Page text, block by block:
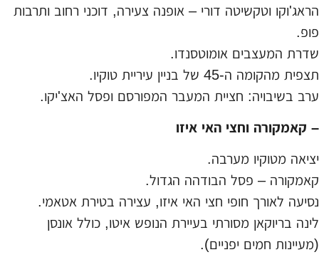
הראג'וקו וטקשיטה דורי – אופנה צעירה, דוכני רחוב ותרבות
פופ.
שדרת המעצבים אומוטסנדו.
תצפית מהקומה ה-45 של בניין עיריית טוקיו.
ערב בשיבויה: חציית המעבר המפורסם ופסל האצ'יקו.
– קאמקורה וחצי האי איזו
יציאה מטוקיו מערבה.
קאמקורה – פסל הבודהה הגדול.
נסיעה לאורך חופי חצי האי איזו, עצירה בטירת אטאמי.
לינה בריוקאן מסורתי בעיירת הנופש איטו, כולל אונסן
(מעיינות חמים יפניים).